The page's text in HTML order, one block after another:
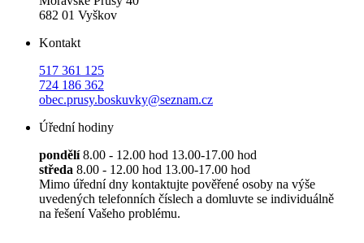
682 01 Vyškov
Kontakt
517 361 125
724 186 362
obec.prusy.boskuvky@seznam.cz
Úřední hodiny
pondělí8.00 - 12.00 hod 13.00-17.00 hod
středa 8.00 - 12.00 hod 13.00-17.00 hod
Mimo úřední dny kontaktujte pověřené osoby na výše
uvedených telefonních číslech a domluvte se individuálně
na řešení Vašeho problému.